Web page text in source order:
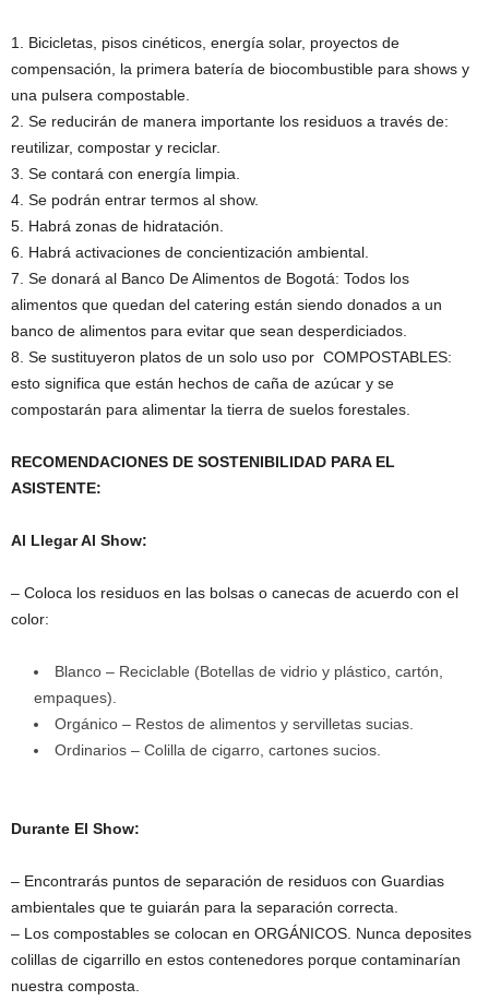
1. Bicicletas, pisos cinéticos, energía solar, proyectos de
compensación, la primera batería de biocombustible para shows y
una pulsera compostable.
2. Se reducirán de manera importante los residuos a través de:
reutilizar, compostar y reciclar.
3. Se contará con energía limpia.
4. Se podrán entrar termos al show.
5. Habrá zonas de hidratación.
6. Habrá activaciones de concientización ambiental.
7. Se donará al Banco De Alimentos de Bogotá: Todos los
alimentos que quedan del catering están siendo donados a un
banco de alimentos para evitar que sean desperdiciados.
8. Se sustituyeron platos de un solo uso por COMPOSTABLES:
esto significa que están hechos de caña de azúcar y se
compostarán para alimentar la tierra de suelos forestales.
RECOMENDACIONES DE SOSTENIBILIDAD PARA EL
ASISTENTE:
Al Llegar Al Show:
– Coloca los residuos en las bolsas o canecas de acuerdo con el
color:
Blanco – Reciclable (Botellas de vidrio y plástico, cartón,
empaques).
Orgánico – Restos de alimentos y servilletas sucias.
Ordinarios – Colilla de cigarro, cartones sucios.
Durante El Show:
– Encontrarás puntos de separación de residuos con Guardias
ambientales que te guiarán para la separación correcta.
– Los compostables se colocan en ORGÁNICOS. Nunca deposites
colillas de cigarrillo en estos contenedores porque contaminarían
nuestra composta.